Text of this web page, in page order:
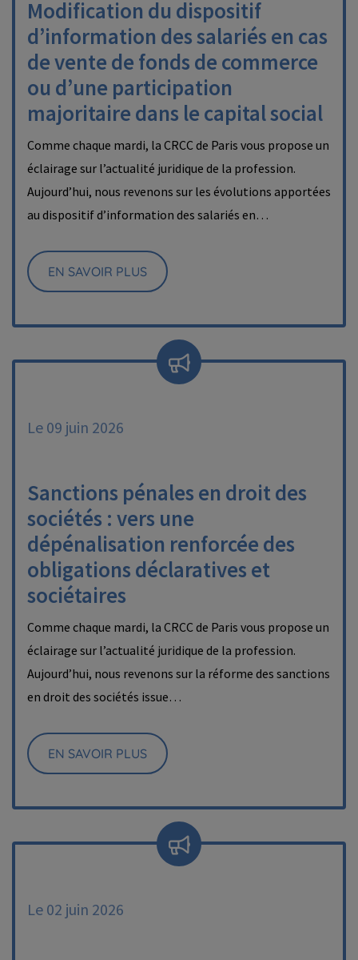
Modification du dispositif
d’information des salariés en cas
de vente de fonds de commerce
ou d’une participation
majoritaire dans le capital social
Comme chaque mardi, la CRCC de Paris vous propose un
éclairage sur l’actualité juridique de la profession.
Aujourd’hui, nous revenons sur les évolutions apportées
au dispositif d’information des salariés en…
EN SAVOIR PLUS
Le 09 juin 2026
Sanctions pénales en droit des
sociétés : vers une
dépénalisation renforcée des
obligations déclaratives et
sociétaires
Comme chaque mardi, la CRCC de Paris vous propose un
éclairage sur l’actualité juridique de la profession.
Aujourd’hui, nous revenons sur la réforme des sanctions
en droit des sociétés issue…
EN SAVOIR PLUS
Le 02 juin 2026